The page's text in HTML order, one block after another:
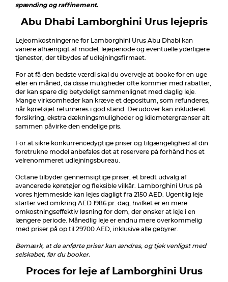
spænding og raffinement.
Abu Dhabi Lamborghini Urus lejepris
Lejeomkostningerne for Lamborghini Urus Abu Dhabi kan
variere afhængigt af model, lejeperiode og eventuelle yderligere
tjenester, der tilbydes af udlejningsfirmaet.
For at få den bedste værdi skal du overveje at booke for en uge
eller en måned, da disse muligheder ofte kommer med rabatter,
der kan spare dig betydeligt sammenlignet med daglig leje.
Mange virksomheder kan kræve et depositum, som refunderes,
når køretøjet returneres i god stand. Derudover kan inkluderet
forsikring, ekstra dækningsmuligheder og kilometergrænser alt
sammen påvirke den endelige pris.
For at sikre konkurrencedygtige priser og tilgængelighed af din
foretrukne model anbefales det at reservere på forhånd hos et
velrenommeret udlejningsbureau.
Octane tilbyder gennemsigtige priser, et bredt udvalg af
avancerede køretøjer og fleksible vilkår. Lamborghini Urus på
vores hjemmeside kan lejes dagligt fra 2150 AED. Ugentlig leje
starter ved omkring AED 1986 pr. dag, hvilket er en mere
omkostningseffektiv løsning for dem, der ønsker at leje i en
længere periode. Månedlig leje er endnu mere overkommelig
med priser på op til 29700 AED, inklusive alle gebyrer.
Bemærk, at de anførte priser kan ændres, og tjek venligst med
selskabet, før du booker.
Proces for leje af Lamborghini Urus